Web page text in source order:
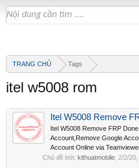
TRANG CHỦ Tags
itel w5008 rom
Itel W5008 Remove
Itel W5008 Remove FRP
Account,Remove Google
Account Online via
Chủ đề bởi: kithuatmobile 2/2/20